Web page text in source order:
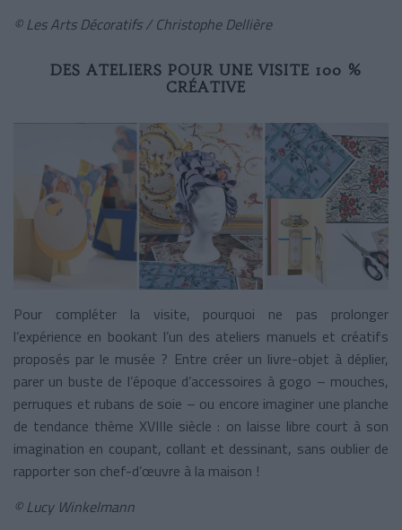
©Les Arts Décoratifs / Christophe Dellière
DES ATELIERS POUR UNE VISITE 100 %
CRÉATIVE
Pour compléter la visite, pourquoi ne pas prolonger
l’expérience en bookant l’un des ateliers manuels et créatifs
proposés par le musée ? Entre créer un livre-objet à déplier,
parer un buste de l’époque d’accessoires à gogo – mouches,
perruques et rubans de soie – ou encore imaginer une planche
de tendance thème XVIIIe siècle : on laisse libre court à son
imagination en coupant, collant et dessinant, sans oublier de
rapporter son chef-d’œuvre à la maison !
© Lucy Winkelmann